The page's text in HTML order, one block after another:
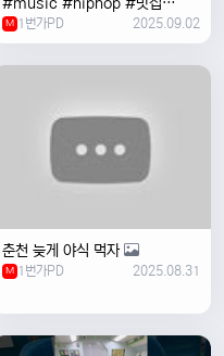
#travel #여행 #food ￼
M 1번가PD 2025.09.02
춘천 늦게 야식 먹자
M 1번가PD 2025.08.31